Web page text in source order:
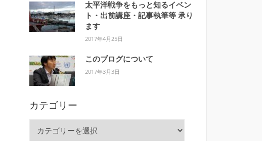
太平洋戦争をもっと知るイベン
ト・出前講座・記事執筆等 承り
ます
2017年4月25日
このブログについて
2017年3月3日
カテゴリー